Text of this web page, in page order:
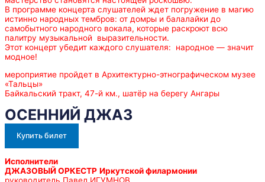
В программе концерта слушателей ждет погружение в магию
истинно народных тембров: от домры и балалайки до
самобытного народного вокала, которые раскроют всю
палитру музыкальной выразительности.
Этот концерт убедит каждого слушателя: народное — значит
модное!
мероприятие пройдет в Архитектурно-этнографическом музее
«Тальцы»
Байкальский тракт, 47-й км., шатёр на берегу Ангары
ОСЕННИЙ ДЖАЗ
Купить билет
Исполнители
ДЖАЗОВЫЙ ОРКЕСТР Иркутской филармонии